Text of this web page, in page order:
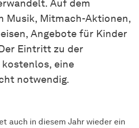
Auf dem
Musik, Mitmach-Aktionen,
Angebote für Kinder
Eintritt zu der
eine
notwendig.
auch in diesem Jahr wieder ein